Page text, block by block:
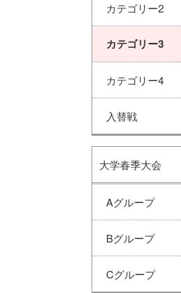
カテゴリー2
カテゴリー3
カテゴリー4
入替戦
大学春季大会
Aグループ
Bグループ
Cグループ